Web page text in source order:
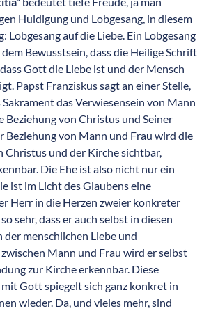
Huldigung und Lobgesang, in diesem
Lobgesang auf die Liebe. Ein Lobgesang
Bewusstsein, dass die Heilige Schrift
Gott die Liebe ist und der Mensch
Papst Franziskus sagt an einer Stelle,
Sakrament das Verwiesensein von Mann
Beziehung von Christus und Seiner
Beziehung von Mann und Frau wird die
Christus und der Kirche sichtbar,
Die Ehe ist also nicht nur ein
ist im Licht des Glaubens eine
Herr in die Herzen zweier konkreter
sehr, dass er auch selbst in diesen
menschlichen Liebe und
Mann und Frau wird er selbst
zur Kirche erkennbar. Diese
Gott spiegelt sich ganz konkret in
wieder. Da, und vieles mehr, sind